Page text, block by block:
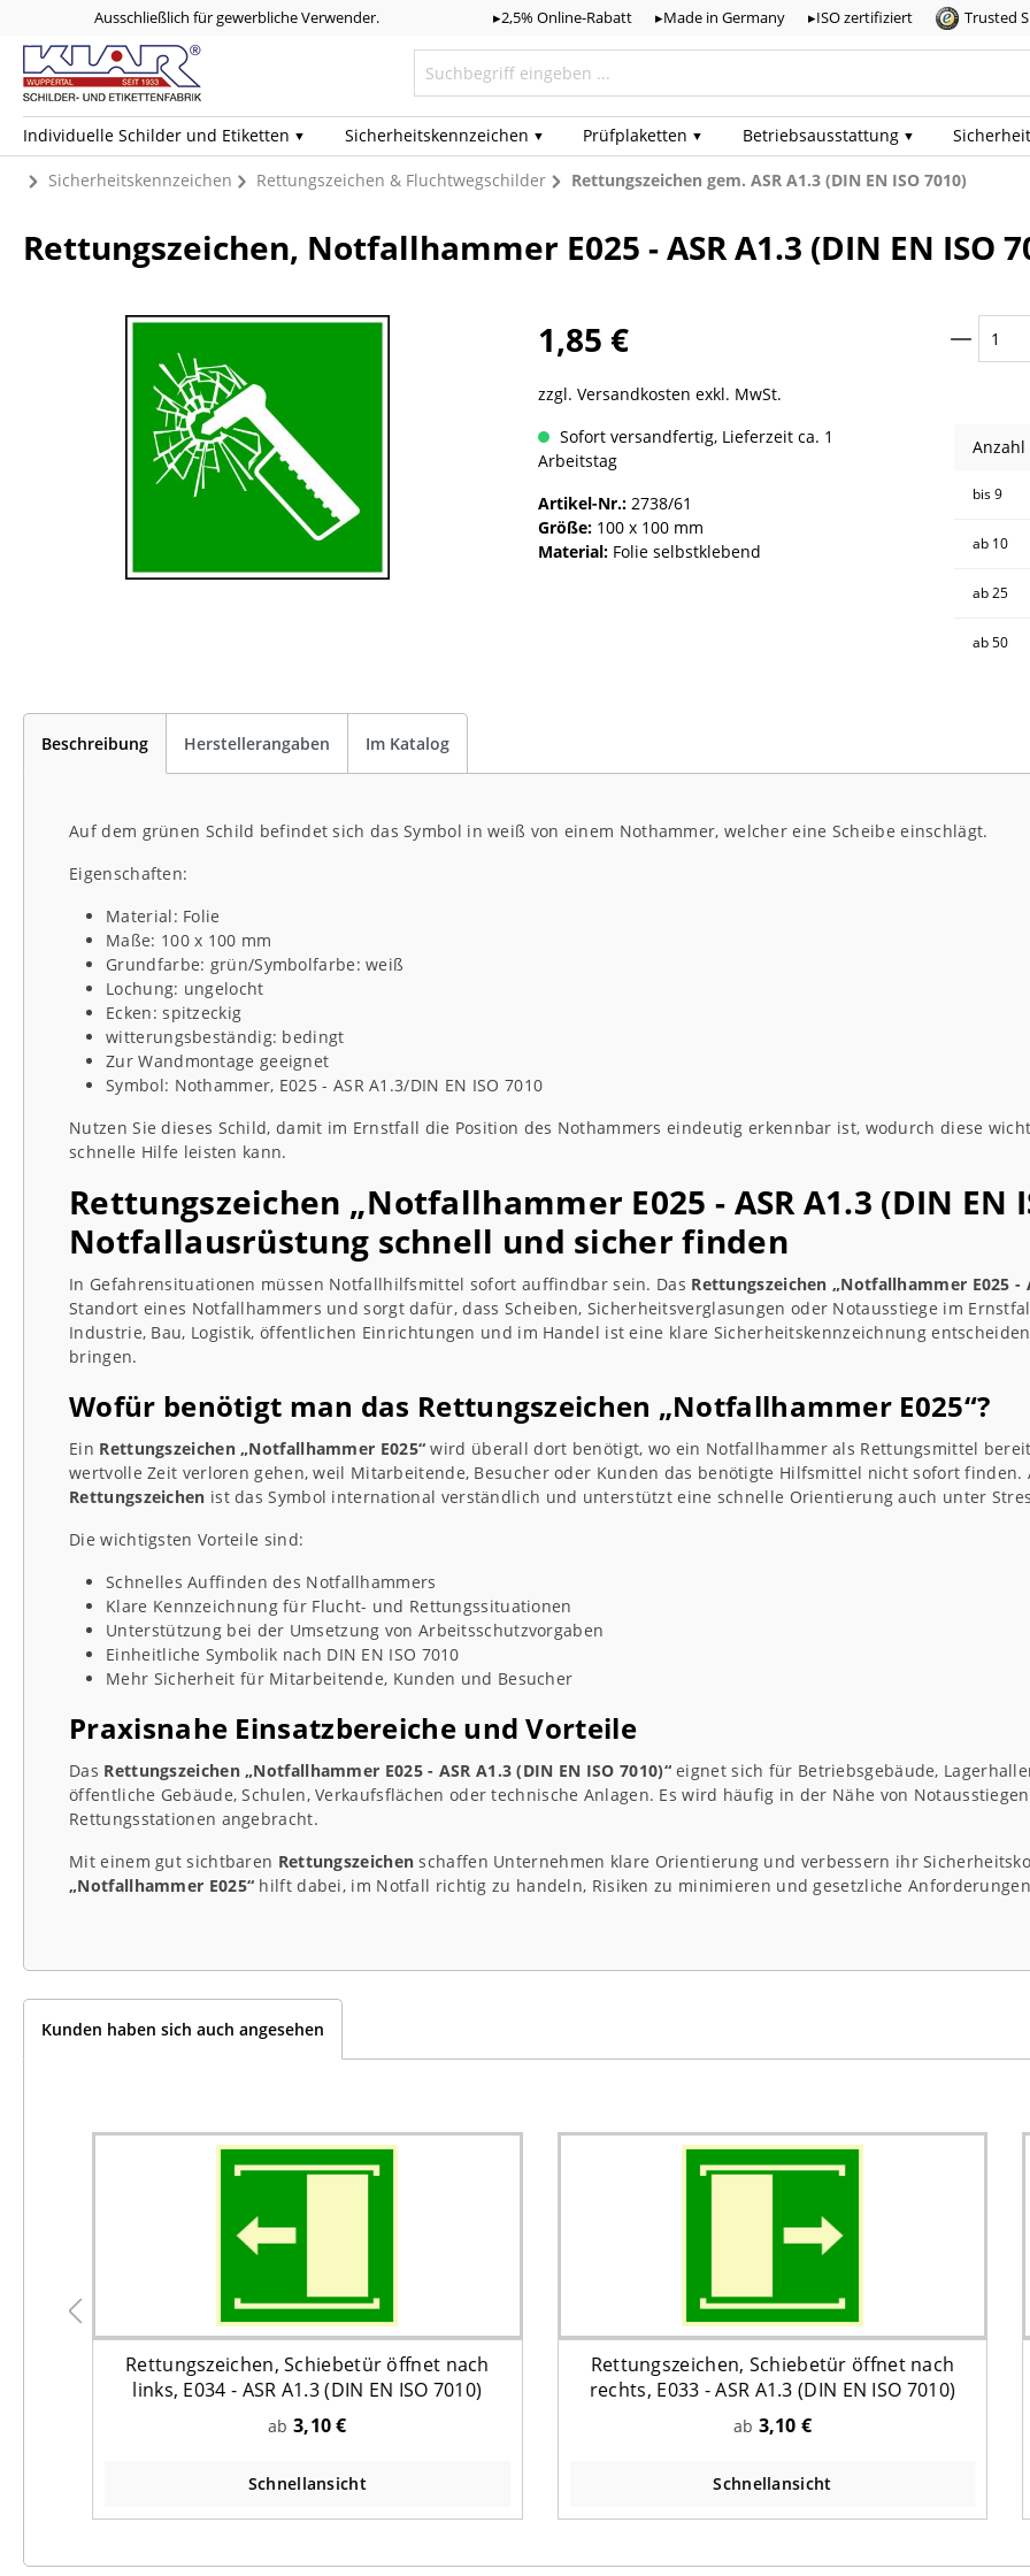
Ausschließlich für gewerbliche Verwender. ▸2,5% Online-Rabatt ▸Made in Germany ▸ISO zertifiziert Trusted
Individuelle Schilder und Etiketten Sicherheits­kennzeichen Prüf­plaketten Betriebs­ausstattung
Sicherheitskennzeichen Rettungszeichen & Fluchtwegschilder Rettungszeichen gem. ASR A1.3 (DIN EN ISO 7010)
Rettungszeichen, Notfallhammer E025 - ASR A1.3 (DIN EN ISO
1,85 €
zzgl. Versandkosten exkl. MwSt.
Sofort versandfertig, Lieferzeit ca. 1
Arbeitstag
Artikel-Nr.: 2738/61
Größe: 100 x 100 mm
Material: Folie selbstklebend
Anzahl
bis9
ab 10
ab25
ab50
Beschreibung Herstellerangaben Im Katalog
Auf dem grünen Schild befindet sich das Symbol in weiß von einem Nothammer, welcher eine Scheibe einschlägt.
Eigenschaften:
Material: Folie
Maße: 100 x 100 mm
Grundfarbe: grün/Symbolfarbe: weiß
Lochung: ungelocht
Ecken: spitzeckig
witterungsbeständig: bedingt
Zur Wandmontage geeignet
Symbol: Nothammer, E025 - ASR A1.3/DIN EN ISO 7010
Nutzen Sie dieses Schild, damit im Ernstfall die Position des Nothammers eindeutig erkennbar ist, wodurch diese
schnelle Hilfe leisten kann.
Rettungszeichen „Notfallhammer E025 - ASR A1.3 (DIN EN
Notfallausrüstung schnell und sicher finden
In Gefahrensituationen müssen Notfallhilfsmittel sofort auffindbar sein. Das Rettungszeichen „Notfallhammer E025 -
Standort eines Notfallhammers und sorgt dafür, dass Scheiben, Sicherheitsverglasungen oder Notausstiege im
Industrie, Bau, Logistik, öffentlichen Einrichtungen und im Handel ist eine klare Sicherheitskennzeichnung
bringen.
Wofür benötigt man das Rettungszeichen „Notfallhammer E025“?
Ein Rettungszeichen „Notfallhammer E025“ wird überall dort benötigt, wo ein Notfallhammer als Rettungsmittel
wertvolle Zeit verloren gehen, weil Mitarbeitende, Besucher oder Kunden das benötigte Hilfsmittel nicht sofort finden.
Rettungszeichen ist das Symbol international verständlich und unterstützt eine schnelle Orientierung auch unter
Die wichtigsten Vorteile sind:
Schnelles Auffinden des Notfallhammers
Klare Kennzeichnung für Flucht- und Rettungssituationen
Unterstützung bei der Umsetzung von Arbeitsschutzvorgaben
Einheitliche Symbolik nach DIN EN ISO 7010
Mehr Sicherheit für Mitarbeitende, Kunden und Besucher
Praxisnahe Einsatzbereiche und Vorteile
Das Rettungszeichen „Notfallhammer E025 - ASR A1.3 (DIN EN ISO 7010)“eignet sich für Betriebsgebäude,
öffentliche Gebäude, Schulen, Verkaufsflächen oder technische Anlagen. Es wird häufig in der Nähe von
Rettungsstationen angebracht.
Mit einem gut sichtbaren Rettungszeichen schaffen Unternehmen klare Orientierung und verbessern ihr
„Notfallhammer E025“ hilft dabei, im Notfall richtig zu handeln, Risiken zu minimieren und gesetzliche
Kunden haben sich auch angesehen
Rettungszeichen, Schiebetür öffnet nach
links, E034 - ASR A1.3 (DIN EN ISO 7010)
ab 3,10 €
Schnellansicht
Rettungszeichen, Schiebetür öffnet nach
rechts, E033 - ASR A1.3 (DIN EN ISO 7010)
ab 3,10 €
Schnellansicht